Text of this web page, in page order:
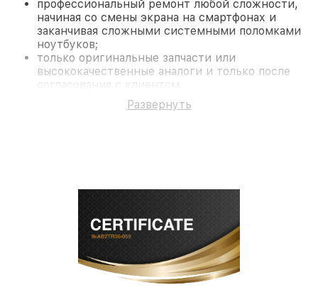
профессиональный ремонт любой сложности,
начиная со смены экрана на смартфонах и
заканчивая сложными системными поломками
ноутбуков;
только оригинальные запчасти или
высококачественные аналоги и только после
согласования с клиентом.
На все работы и замененные комплектующие
предоставляется длительная гарантия. В случае
современное оборудование и
лицензированное ПО в ремонтно-
диагностических мастерских;
собственный склад комплектующих, что
позволяет сократить сроки
Развернуть